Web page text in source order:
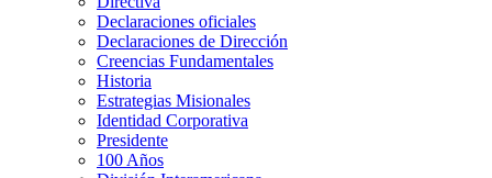
Declaraciones oficiales
Declaraciones de Dirección
Creencias Fundamentales
Historia
Estrategias Misionales
Identidad Corporativa
Presidente
100 Años